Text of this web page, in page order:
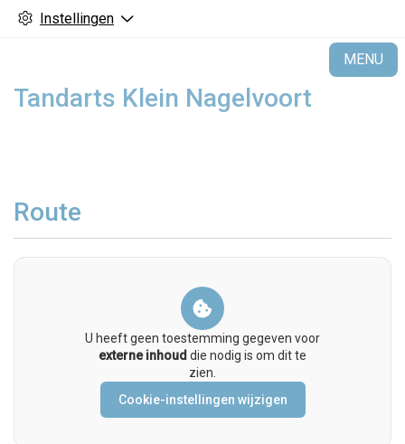
Instellingen
MENU
Tandarts Klein Nagelvoort
Route
U heeft geen toestemming gegeven voor
externe inhoud die nodig is om dit te
zien.
Cookie-instellingen wijzigen